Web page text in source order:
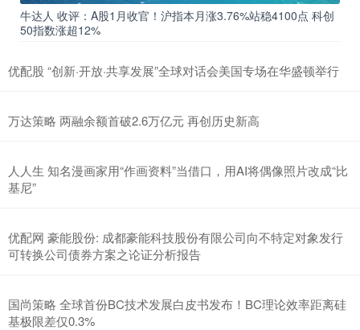
牛达人 收评：A股1月收官！沪指本月涨3.76%站稳4100点 科创
50指数涨超12%
优配股 “创新·开放·共享发展”全球对话会美国专场在华盛顿举行
万达策略 两融余额首破2.6万亿元 再创历史新高
人人生 知名漫画家用“作画资料”当借口，用AI将偶像照片改成“比
基尼”
优配网 豪能股份: 成都豪能科技股份有限公司向不特定对象发行
可转换公司债券方案之论证分析报告
国尚策略 全球首份BC技术发展白皮书发布！BC理论效率距离硅
基极限差仅0.3%